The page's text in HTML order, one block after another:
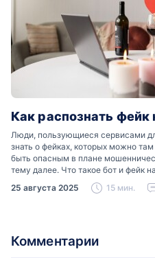
Как распознать фейк
Люди, пользующиеся сервисами
знать о фейках, которых можно
быть опасным в плане
тему далее. Что такое бот и фейк
время можно встретить свою…
25 августа 2025 15 мин.
Комментарии